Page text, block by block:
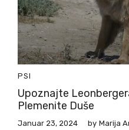
PSI
Upoznajte
Plemenite Duše
Januar 23, 2024 by Marija